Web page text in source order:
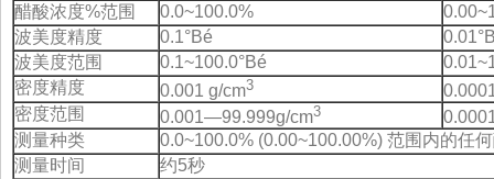
醋酸浓度%范围
0.0~100.0%
波美度精度
0.1°Bé
波美度范围
0.1~100.0°Bé
密度精度
0.001 g/cm3
密度范围
0.001—99.999g/cm3
测量种类
0.0~100.0% (0.00~100.00%) 范围内的任
测量时间
约5秒